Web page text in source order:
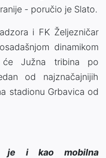
- poručio je Slato.
i FK Željezničar
dinamikom
Južna tribina po
od najznačajnijih
stadionu Grbavica od
je i kao mobilna